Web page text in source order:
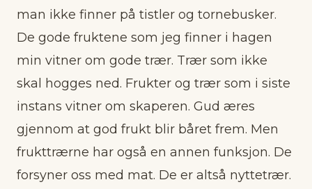
man ikke finner på tistler og tornebusker.
De gode fruktene som jeg finner i hagen
min vitner om gode trær. Trær som ikke
skal hogges ned. Frukter og trær som i siste
instans vitner om skaperen. Gud æres
gjennom at god frukt blir båret frem. Men
frukttrærne har også en annen funksjon. De
forsyner oss med mat. De er altså nyttetrær.